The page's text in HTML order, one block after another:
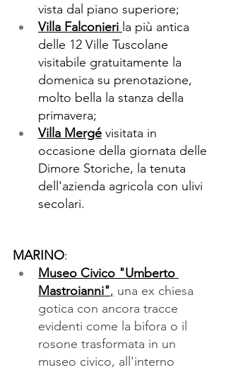
vista dal piano superiore;
Villa Falconieri la più antica
delle 12 Ville Tuscolane
visitabile gratuitamente la
domenica su prenotazione,
molto bella la stanza della
primavera;
Villa Mergé visitata in
occasione della giornata delle
Dimore Storiche, la tenuta
dell'azienda agricola con ulivi
secolari.
MARINO:
Museo Civico "Umberto
Mastroianni", una ex chiesa
gotica con ancora tracce
evidenti come la bifora o il
rosone trasformata in un
museo civico, all'interno